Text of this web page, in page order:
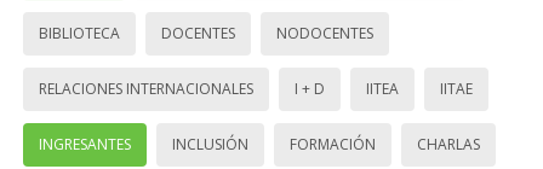
BIBLIOTECA DOCENTES NODOCENTES
RELACIONES INTERNACIONALES I + D IITEA IITAE
INGRESANTES INCLUSIÓN FORMACIÓN CHARLAS